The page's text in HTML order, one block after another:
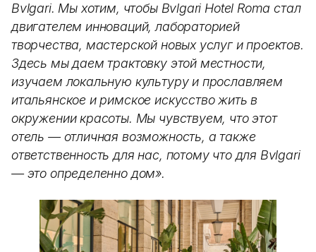
Bvlgari. Мы хотим, чтобы Bvlgari Hotel Roma стал
двигателем инноваций, лабораторией
творчества, мастерской новых услуг и проектов.
Здесь мы даем трактовку этой местности,
изучаем локальную культуру и прославляем
итальянское и римское искусство жить в
окружении красоты. Мы чувствуем, что этот
отель — отличная возможность, а также
ответственность для нас, потому что для Bvlgari
— это определенно дом».